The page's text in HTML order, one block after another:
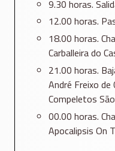
9.30 horas.
12.00 horas.
18.00 horas.
Carballeira do
21.00 horas.
André Freixo de
Compeletos
00.00 horas.
Apocalipsis On